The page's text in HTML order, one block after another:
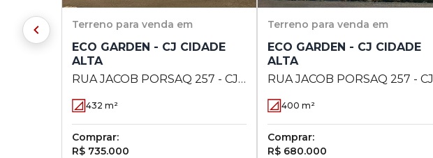
Terreno para venda em
ECO GARDEN - CJ CIDADE
ALTA
RUA JACOB PORSAQ 257 - CJ
432 m²
Comprar:
R$ 735.000
Terreno para venda em
ECO GARDEN - CJ CIDADE
ALTA
RUA JACOB PORSAQ 257 - CJ
400 m²
Comprar:
R$ 680.000